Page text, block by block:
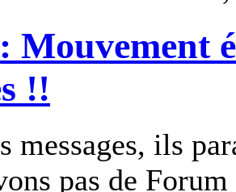
Mouvement
!!
messages, ils
pas de